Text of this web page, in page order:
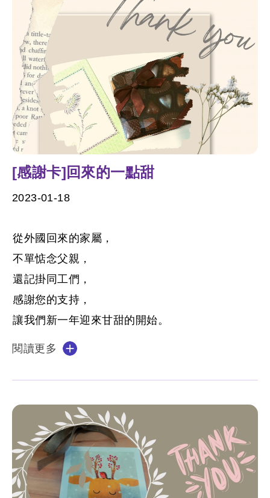
[感謝卡]回來的一點甜
2023-01-18
從外國回來的家屬，
不單惦念父親，
還記掛同工們，
感謝您的支持，
讓我們新一年迎來甘甜的開始。
閱讀更多